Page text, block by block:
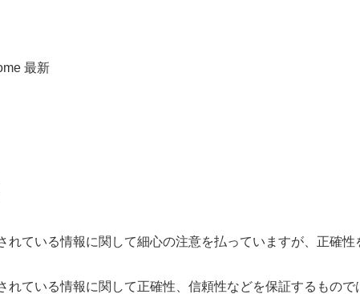
最新
れている情報に関して細心の注意を払っていますが、正確
れている情報に関して正確性、信頼性などを保証するもので